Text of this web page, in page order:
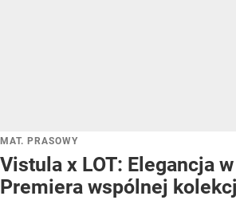
MAT. PRASOWY
Vistula x LOT: Elegancja
Premiera wspólnej